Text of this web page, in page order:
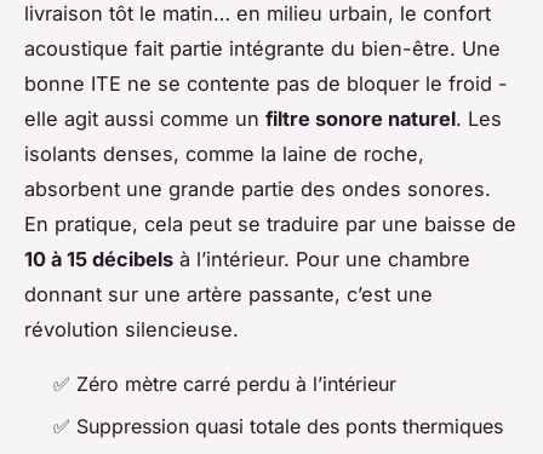
livraison tôt le matin… en milieu urbain, le confort
acoustique fait partie intégrante du bien-être. Une
bonne ITE ne se contente pas de bloquer le froid -
elle agit aussi comme un filtre sonore naturel. Les
isolants denses, comme la laine de roche,
absorbent une grande partie des ondes sonores.
En pratique, cela peut se traduire par une baisse de
10 à 15 décibels à l’intérieur. Pour une chambre
donnant sur une artère passante, c’est une
révolution silencieuse.
✅ Zéro mètre carré perdu à l’intérieur
✅ Suppression quasi totale des ponts thermiques